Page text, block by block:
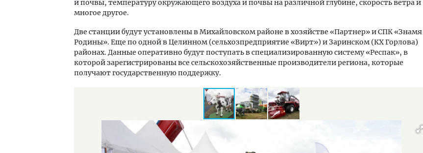
и почвы, температуру окружающего воздуха и почвы на различной глубине, скорость ветра и
многое другое.
Две станции будут установлены в Михайловском районе в хозяйстве «Партнер» и СПК «Знамя
Родины». Еще по одной в Целинном (сельхозпредприятие «Вирт») и Заринском (КХ Горлова)
районах. Данные оперативно будут поступать в специализированную систему «Респак», в
которой зарегистрированы все сельскохозяйственные производители региона, которые
получают государственную поддержку.